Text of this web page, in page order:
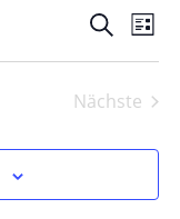
Suche
und
SucheListe
Nächste